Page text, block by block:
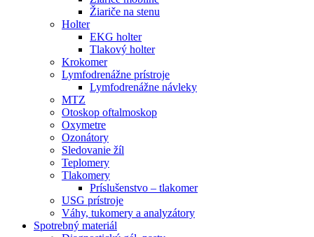
Žiariče na stenu
Holter
EKG holter
Tlakový holter
Krokomer
Lymfodrenážne prístroje
Lymfodrenážne návleky
MTZ
Otoskop oftalmoskop
Oxymetre
Ozonátory
Sledovanie žíl
Teplomery
Tlakomery
Príslušenstvo – tlakomer
USG prístroje
Váhy, tukomery a analyzátory
Spotrebný materiál